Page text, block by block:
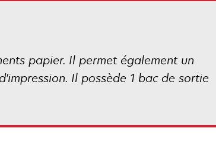
papier. Il permet également un
Il possède 1 bac de sortie